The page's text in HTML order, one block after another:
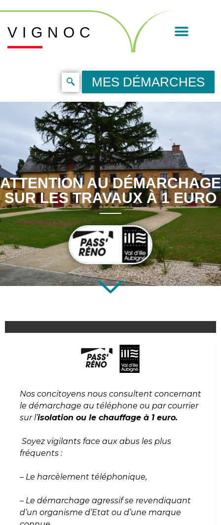
VIGNOC
MES DÉMARCHES
ATTENTION AU DÉMARCHAGE
SUR LES TRAVAUX À 1 EURO
Nos concitoyens nous consultent concernant
le démarchage au téléphone ou par courrier
sur l’isolation ou le chauffage à 1 euro.
Soyez vigilants face aux abus les plus
fréquents :
– Le harcèlement téléphonique,
– Le démarchage agressif se revendiquant
d’un organisme d’Etat ou d’une marque